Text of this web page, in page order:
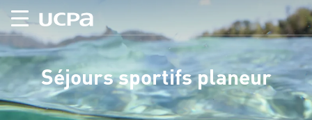
Séjours sportifs planeur